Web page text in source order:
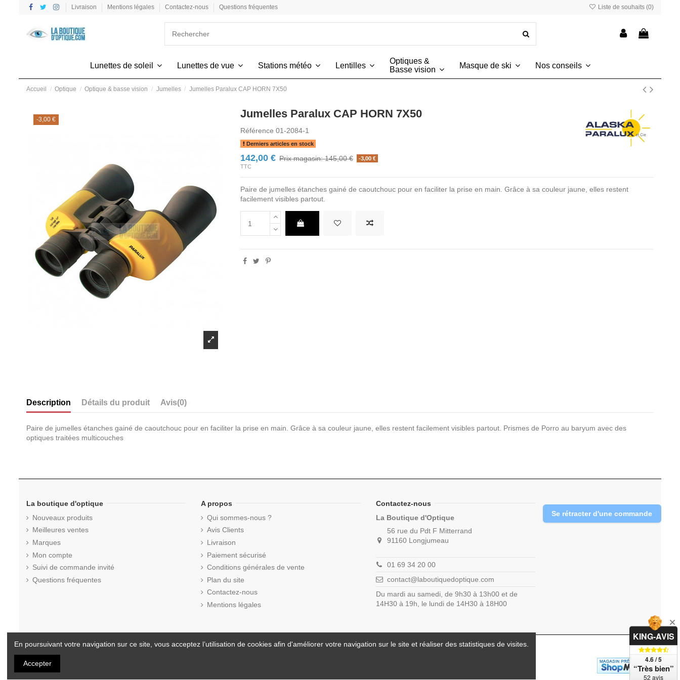
Livraison Mentions légales Contactez-nous Questions fréquentes Liste de souhaits (0)
Lunettes de soleil Lunettes de vue Stations météo Lentilles
Optiques &
Basse vision
Masque de ski Nos conseils
Accueil Optique Optique & basse vision Jumelles Jumelles Paralux CAP HORN 7X50
-3,00 € Jumelles Paralux CAP HORN 7X50
Référence 01-2084-1
Derniers articles en stock
142,00 € Prix magasin: 145,00 €
-3,00 €
TTC
Paire de jumelles étanches gainé de caoutchouc pour en faciliter la prise en main. Grâce à sa couleur jaune, elles restent
facilement visibles partout.
Description Détails du produit Avis(0)
Paire de jumelles étanches gainé de caoutchouc pour en faciliter la prise en main. Grâce à sa couleur jaune, elles restent facilement visibles partout. Prismes de Porro au baryum avec des
optiques traitées multicouches
La boutique d'optique
Nouveaux produits
Meilleures ventes
Marques
Mon compte
Suivi de commande invité
Questions fréquentes
A propos
Qui sommes-nous ?
Avis Clients
Livraison
Paiement sécurisé
Conditions générales de vente
Plan du site
Contactez-nous
Mentions légales
Contactez-nous
La Boutique d'Optique
56 rue du Pdt F Mitterrand
91160 Longjumeau
01 69 34 20 00
contact@laboutiquedoptique.com
Du mardi au samedi, de 9h30 à 13h00 et de
14H30 à 19h, le lundi de 14H30 à 18H00
Se rétracter d'une commande
© 2025 La Boutique d'Optique.com - Tous droits réservés.
En poursuivant votre navigation sur ce site, vous acceptez l’utilisation de cookies afin d'améliorer votre navigation sur le site et réaliser des statistiques de visites.
Accepter
KING-AVIS
4.6 / 5
“Très bien”
52 avis